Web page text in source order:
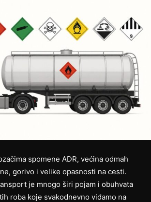
spomene ADR, većina odmah
gorivo i velike opasnosti na cesti.
je mnogo širi pojam i obuhvata
roba koje svakodnevno viđamo na